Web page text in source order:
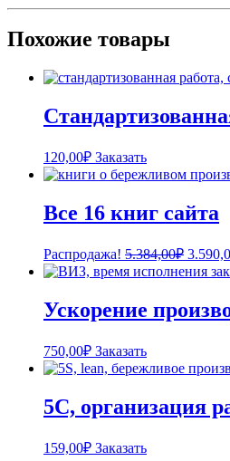
Похожие товары
120,00₽ Заказать
Все 16 книг сайта
Распродажа! 5.384,00₽
цена
Ускорение
750,00₽ Заказать
5С, организация
159,00₽ Заказать